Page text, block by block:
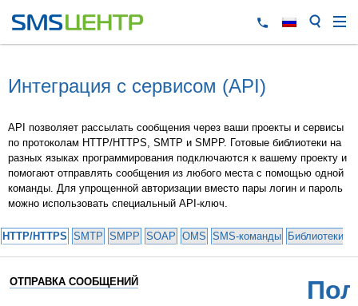
Интеграция с сервисом (API)
API позволяет рассылать сообщения через ваши проекты и сервисы
по протоколам HTTP/HTTPS, SMTP и SMPP. Готовые библиотеки на
разных языках программирования подключаются к вашему проекту и
помогают отправлять сообщения из любого места с помощью одной
команды. Для упрощенной авторизации вместо пары логин и пароль
можно использовать специальный API-ключ.
HTTP/HTTPS SMTP SMPP SOAP OMS SMS-команды Библиотеки
ОТПРАВКА СООБЩЕНИЙ